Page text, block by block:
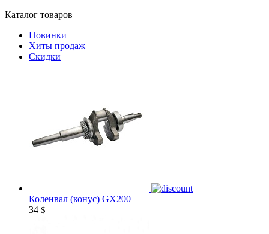
Каталог товаров
Новинки
Хиты продаж
Скидки
Коленвал (конус) GX200
34 $